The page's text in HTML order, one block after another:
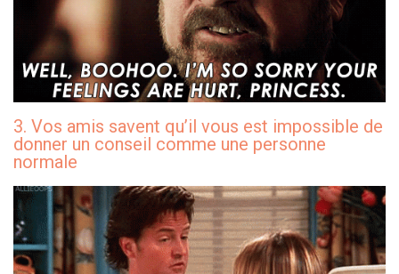
3. Vos amis savent qu’il vous est impossible de
donner un conseil comme une personne
normale